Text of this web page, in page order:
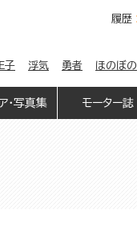
履歴
子 浮気 勇者 ほのぼの
・写真集 モーター誌